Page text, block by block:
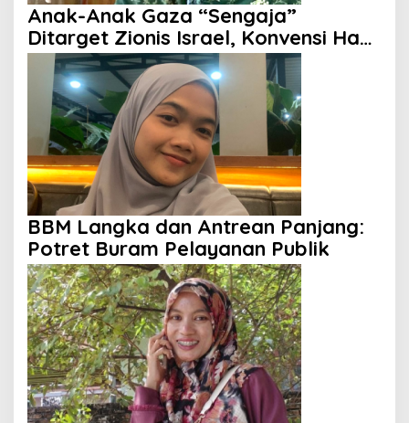
Anak-Anak Gaza “Sengaja”
Ditarget Zionis Israel, Konvensi Hak
Anak Tak Berdaya
BBM Langka dan Antrean Panjang:
Potret Buram Pelayanan Publik